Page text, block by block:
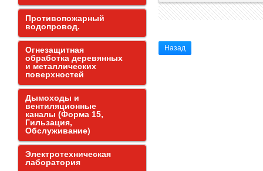
Назад
Противопожарный
водопровод.
Огнезащитная
обработка деревянных
и металлических
поверхностей
Дымоходы и
вентиляционные
каналы (Форма 15,
Гильзация,
Обслуживание)
Электротехническая
лаборатория